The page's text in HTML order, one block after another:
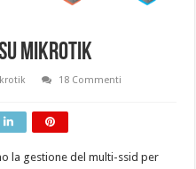
su Mikrotik
18 Commenti
la gestione del multi-ssid per